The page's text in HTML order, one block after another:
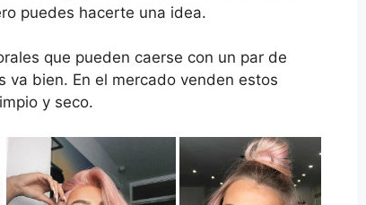
puedes hacerte una idea.
que pueden caerse con un par de
va bien. En el mercado venden estos
y seco.